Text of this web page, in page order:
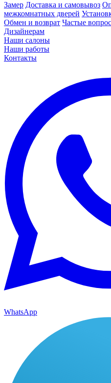
Замер Доставка и самовывоз
межкомнатных дверей
Обмен и возврат Частые
Дизайнерам
Наши салоны
Наши работы
Контакты
WhatsApp